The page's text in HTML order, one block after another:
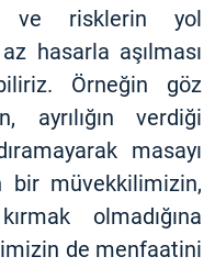
ve risklerin yol
hasarla aşılması
Örneğin göz
ayrılığın verdiği
masayı
bir müvekkilimizin,
olmadığına
de menfaatini